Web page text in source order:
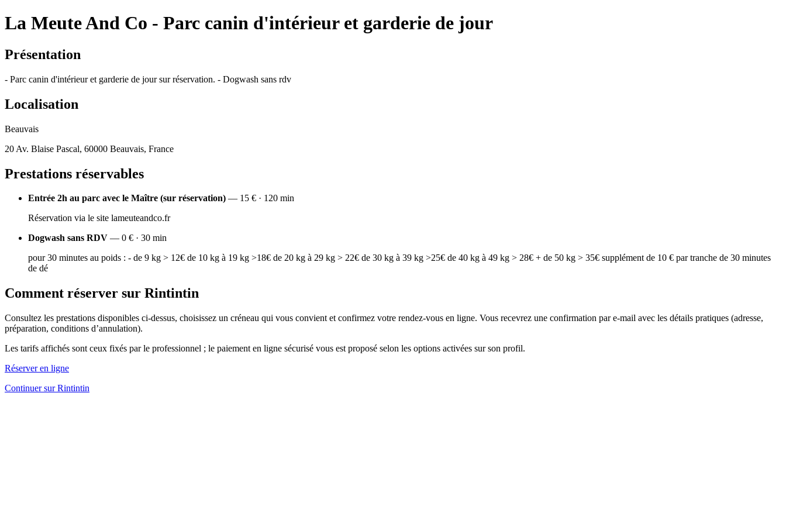
La Meute And Co - Parc canin d'intérieur et garderie de jour
Présentation
- Parc canin d'intérieur et garderie de jour sur réservation. - Dogwash sans rdv
Localisation
Beauvais
20 Av. Blaise Pascal, 60000 Beauvais, France
Prestations réservables
Entrée 2h au parc avec le Maître (sur réservation) — 15 € · 120 min
Réservation via le site lameuteandco.fr
Dogwash sans RDV — 0 € · 30 min
pour 30 minutes au poids : - de 9 kg > 12€ de 10 kg à 19 kg >18€ de 20 kg à 29 kg > 22€ de 30 kg à 39 kg >25€ de 40 kg à 49 kg > 28€ + de 50 kg > 35€ supplément de 10 € par tranche de 30 minutes
de dé
Comment réserver sur Rintintin
Consultez les prestations disponibles ci-dessus, choisissez un créneau qui vous convient et confirmez votre rendez-vous en ligne. Vous recevrez une confirmation par e-mail avec les détails pratiques (adresse,
préparation, conditions d’annulation).
Les tarifs affichés sont ceux fixés par le professionnel ; le paiement en ligne sécurisé vous est proposé selon les options activées sur son profil.
Réserver en ligne
Continuer sur Rintintin